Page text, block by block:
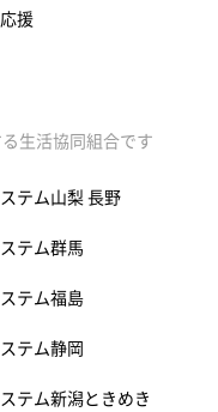
援
生活協同組合です
テム山梨 長野
テム群馬
テム福島
テム静岡
テム新潟ときめき